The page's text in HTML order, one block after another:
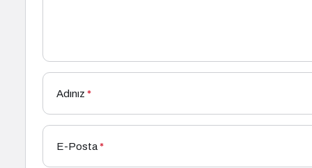
Adınız *
E-Posta*